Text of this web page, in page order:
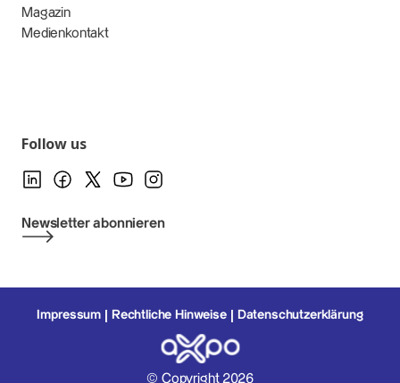
Magazin
Medienkontakt
Follow us
Newsletter abonnieren
Impressum Rechtliche Hinweise Datenschutzerklärung
© Copyright 2026